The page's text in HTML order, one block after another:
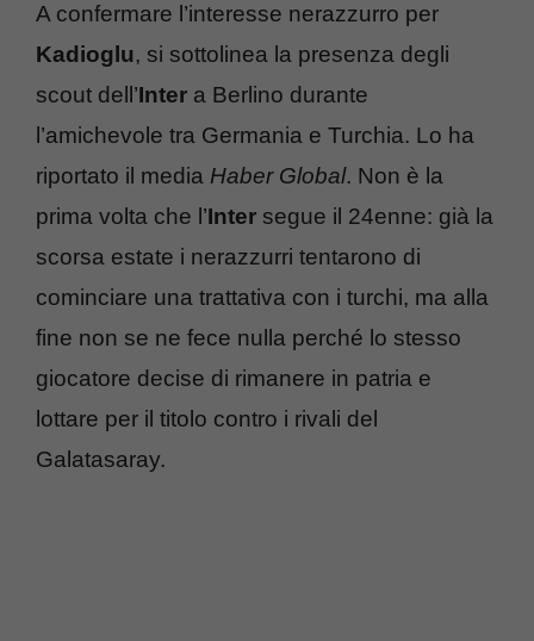
A confermare l’interesse nerazzurro per
Kadioglu, si sottolinea la presenza degli
scout dell’Inter a Berlino durante
l’amichevole tra Germania e Turchia. Lo ha
riportato il media Haber Global. Non è la
prima volta che l’Inter segue il 24enne: già la
scorsa estate i nerazzurri tentarono di
cominciare una trattativa con i turchi, ma alla
fine non se ne fece nulla perché lo stesso
giocatore decise di rimanere in patria e
lottare per il titolo contro i rivali del
Galatasaray.